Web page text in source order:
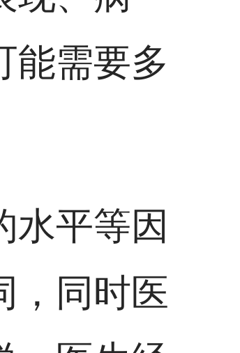
能需要多
水平等因
，同时医